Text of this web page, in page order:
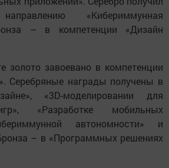
«Кибериммунная
– в компетенции «Дизайн
золото завоевано в компетенции
Серебряные награды получены в
«3D-моделировании для
«Разработке мобильных
автономности» и
– в «Программных решениях